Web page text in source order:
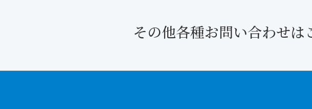
その他各種お問い合わせは